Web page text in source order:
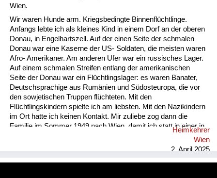
Wien.
Wir waren Hunde arm. Kriegsbedingte Binnenflüchtlinge.
Anfangs lebte ich als kleines Kind in einem Dorf an der oberen
Donau, in Engelhartszell. Auf der einen Seite der schmalen
Donau war eine Kaserne der US- Soldaten, die meisten waren
Afro- Amerikaner. Am anderen Ufer war ein russisches Lager.
Auf einem schmalen Streifen entlang der amerikanischen
Seite der Donau war ein Flüchtlingslager: es waren Banater,
Deutschsprachige aus Rumänien und Südosteuropa, die vor
den sowjetischen Truppen flüchteten. Mit den
Flüchtlingskindern spielte ich am liebsten. Mit den Nazikindern
im Ort hatte ich keinen Kontakt. Mir zuliebe zog dann die
Familie im Sommer 1949 nach Wien, damit ich statt in einer in
zwei Klassen geteilten Volksschule eine gute Schule besuchen
konnte. Bildung war für uns wichtig: am Donau Ufer hatte ich
meines Vaters mit einem Stecken in den feuchten Sand malte.
Heimkehrer
Wien
2. April 2025